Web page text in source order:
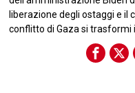
liberazione degli ostaggi e il
conflitto di Gaza si trasformi